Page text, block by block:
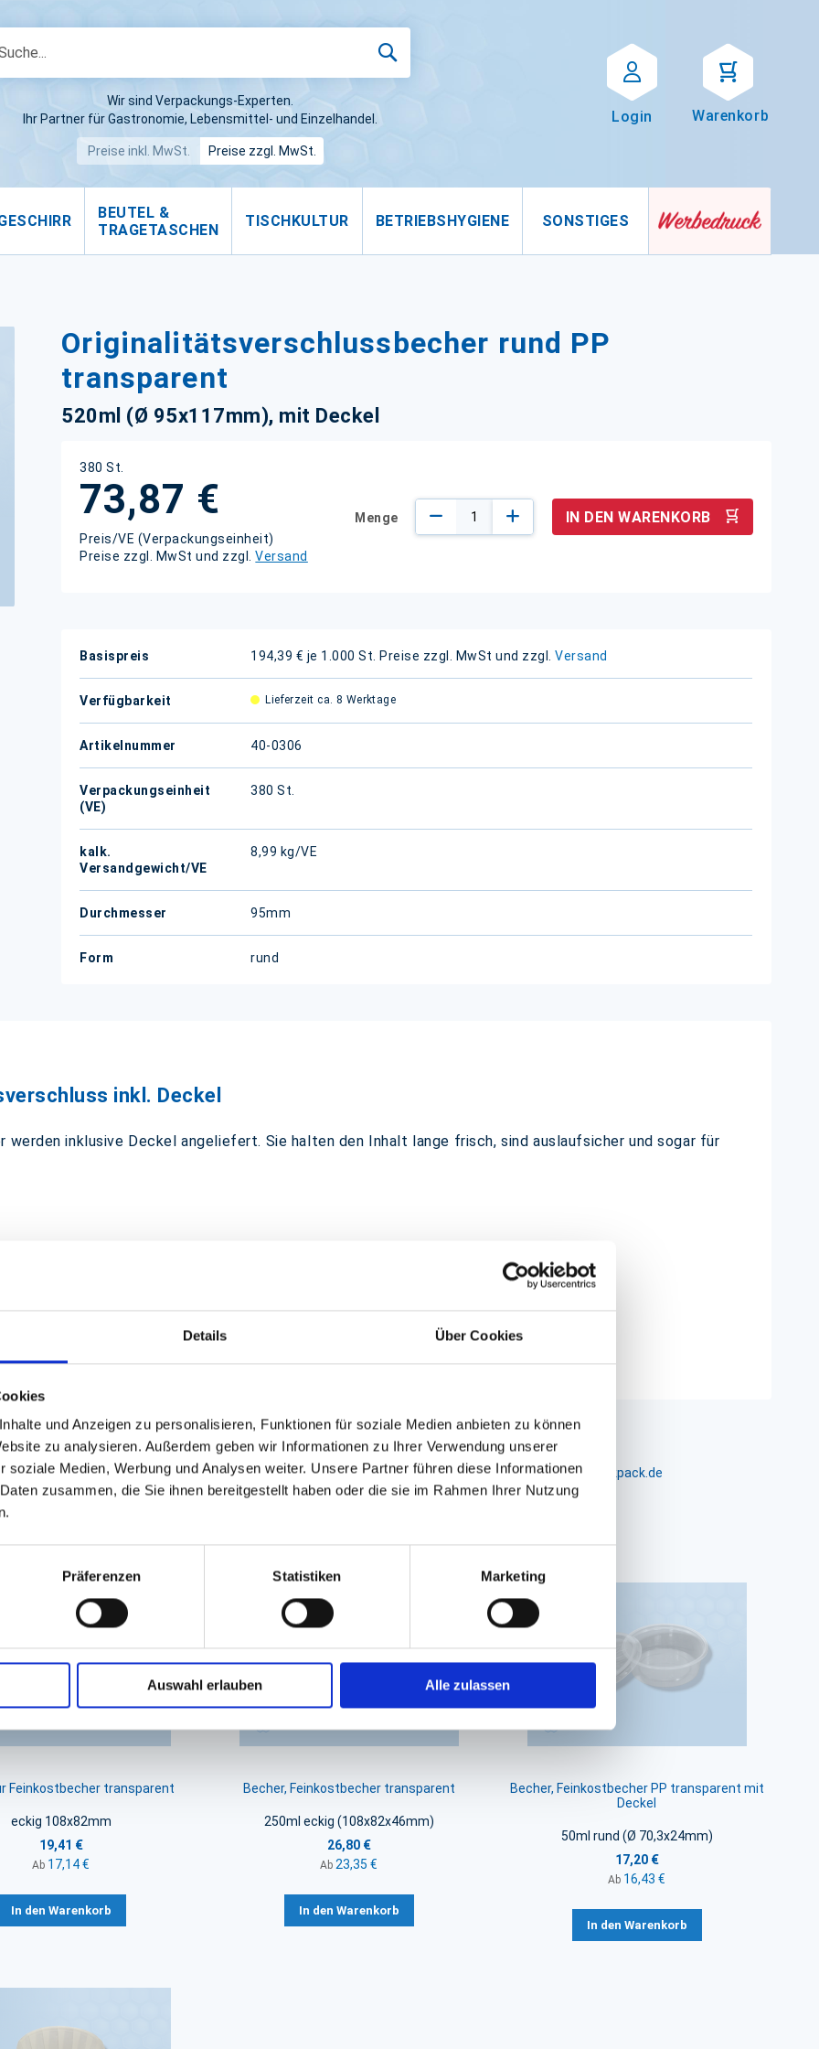
Details Über Cookies
und Anzeigen zu personalisieren, Funktionen für soziale Medien anbieten zu können
zu analysieren. Außerdem geben wir Informationen zu Ihrer Verwendung unserer
soziale Medien, Werbung und Analysen weiter. Unsere Partner führen diese Informationen
zusammen, die Sie ihnen bereitgestellt haben oder die sie im Rahmen Ihrer Nutzung
Präferenzen Statistiken Marketing
Auswahl erlauben Alle zulassen
Wir sind Verpackungs-Experten.
Ihr Partner für Gastronomie, Lebensmittel- und Einzelhandel.
Preise inkl. MwSt. Preise zzgl. MwSt.
Login Warenkorb
BEUTEL &
TRAGETASCHEN
TISCHKULTUR BETRIEBSHYGIENE SONSTIGES
Originalitätsverschlussbecher rund PP
transparent
520ml (Ø 95x117mm), mit Deckel
380 St.
73,87 €
Preis/VE (Verpackungseinheit)
Preise zzgl. MwSt und zzgl.Versand
Menge IN DEN WARENKORB
Weitere
Basispreis 194,39 € je 1.000 St. Preise zzgl. MwSt und zzgl.Versand
Verfügbarkeit Lieferzeit ca. 8 Werktage
Artikelnummer 40-0306
Verpackungseinheit
(VE)
380 St.
kalk.
Versandgewicht/VE
8,99 kg/VE
Durchmesser 95mm
Form rund
inkl. Deckel
inklusive Deckel angeliefert. Sie halten den Inhalt lange frisch, sind auslaufsicher und sogar für
auf dem Bildschirm anders erscheinen als das Produkt selber)
Produktsicherheitsverordnung:packpack.de GmbH, Am Bullhamm 24-26, D-26441 Jever, info@packpack.de
sein
Feinkostbecher transparent
eckig 108x82mm
19,41 €
Ab 17,14 €
In den Warenkorb
Becher, Feinkostbecher transparent
250ml eckig (108x82x46mm)
26,80 €
Ab 23,35 €
In den Warenkorb
Becher, Feinkostbecher PP transparent mit
Deckel
50ml rund (Ø 70,3x24mm)
17,20 €
Ab 16,43 €
In den Warenkorb